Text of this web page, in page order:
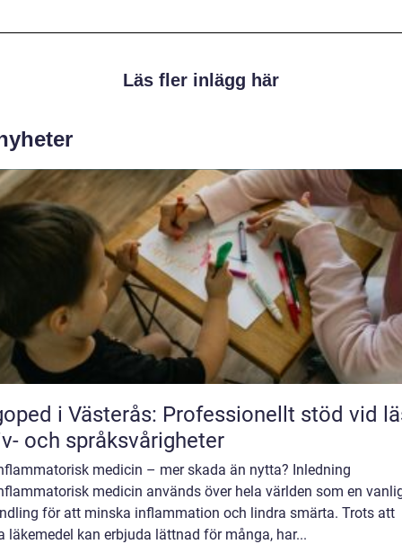
Läs fler inlägg här
i Västerås: Professionellt stöd vid
och språksvårigheter
medicin – mer skada än nytta? Inledning
medicin används över hela världen som en
för att minska inflammation och lindra smärta. Trots att
läkemedel kan erbjuda lättnad för många, har...